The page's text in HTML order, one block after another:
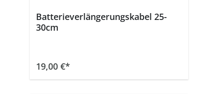
Batterieverlängerungskabel 25-
30cm
19,00 €*